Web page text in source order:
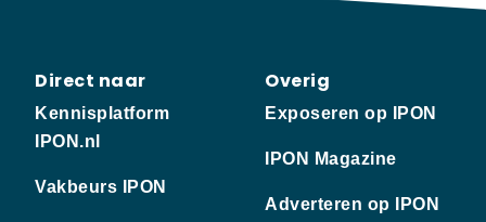
Direct naar
Kennisplatform
IPON.nl
Vakbeurs IPON
Overig
Exposeren op IPON
IPON Magazine
Adverteren op IPON